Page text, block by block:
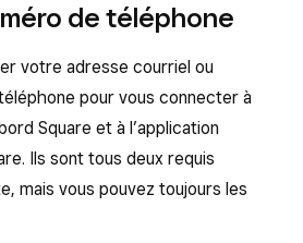
de téléphone
votre adresse courriel ou
pour vous connecter à
Square et à l’application
Ils sont tous deux requis
mais vous pouvez toujours les